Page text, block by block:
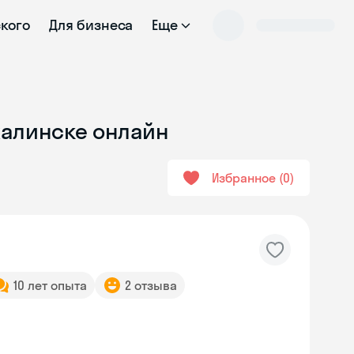
Для бизнеса Еще
онлайн
Избранное 0
10 лет опыта 2 отзыва